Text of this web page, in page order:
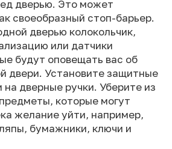
дверью. Это может
своеобразный стоп-барьер.
дверью колокольчик,
или датчики
будут оповещать вас об
двери. Установите защитные
на дверные ручки. Уберите из
которые могут
желание уйти, например,
бумажники, ключи и